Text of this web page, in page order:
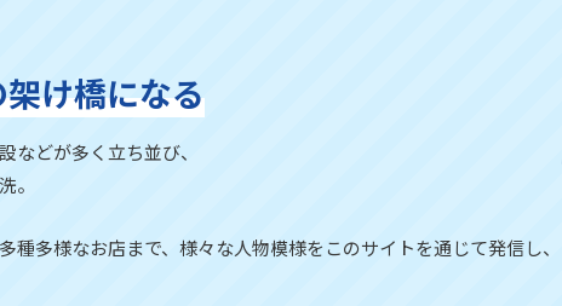
架け橋になる
などが多く立ち並び、
。
種多様なお店まで、様々な人物模様をこのサイトを通じて発信し、